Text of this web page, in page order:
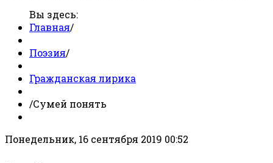
Вы здесь:
Главная/
Поэзия/
Гражданская лирика
/Сумей понять
Понедельник, 16 сентября 2019 00:52